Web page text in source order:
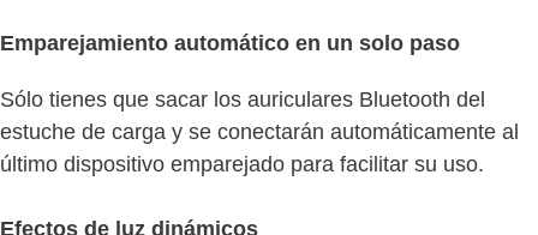
Emparejamiento automático en un solo paso
Sólo tienes que sacar los auriculares Bluetooth del
estuche de carga y se conectarán automáticamente al
último dispositivo emparejado para facilitar su uso.
Efectos de luz dinámicos